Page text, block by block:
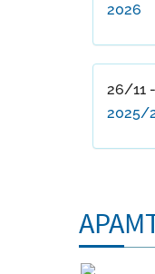
2026
26/11 -
2025/